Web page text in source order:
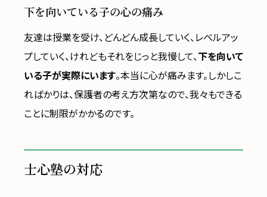
下を向いている子の心の痛み
友達は授業を受け、どんどん成長していく、レベルアッ
プしていく、けれどもそれをじっと我慢して、下を向いて
いる子が実際にいます。本当に心が痛みます。しかしこ
ればかりは、保護者の考え方次第なので、我々もできる
ことに制限がかかるのです。
士心塾の対応